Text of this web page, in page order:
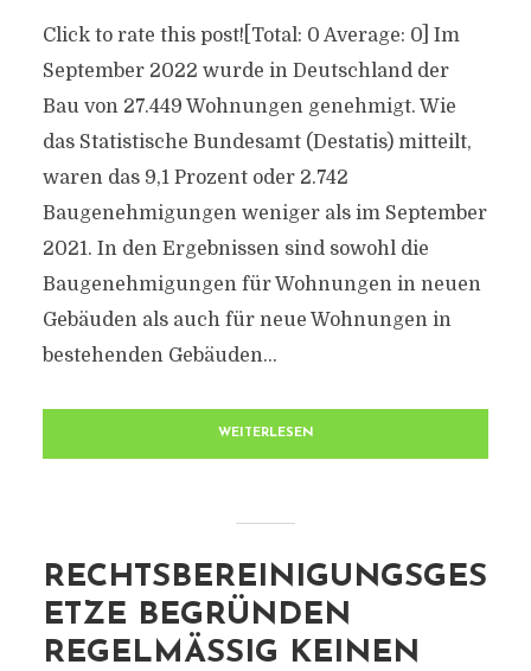
Click to rate this post![Total: 0 Average: 0] Im
September 2022 wurde in Deutschland der
Bau von 27.449 Wohnungen genehmigt. Wie
das Statistische Bundesamt (Destatis) mitteilt,
waren das 9,1 Prozent oder 2.742
Baugenehmigungen weniger als im September
2021. In den Ergebnissen sind sowohl die
Baugenehmigungen für Wohnungen in neuen
Gebäuden als auch für neue Wohnungen in
bestehenden Gebäuden...
WEITERLESEN
RECHTSBEREINIGUNGSGES
ETZE BEGRÜNDEN
REGELMÄSSIG KEINEN A